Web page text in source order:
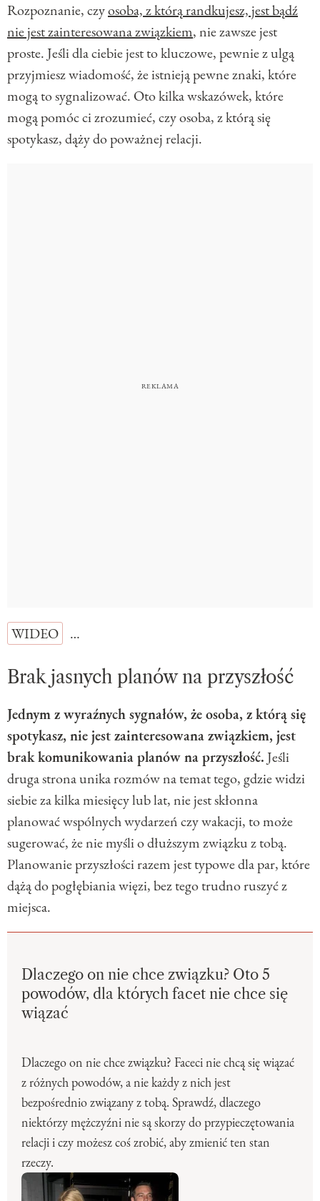
Rozpoznanie, czyosoba, z którą randkujesz, jest bądź
nie jest zainteresowana związkiem, nie zawsze jest
proste. Jeśli dla ciebie jest to kluczowe, pewnie z ulgą
przyjmiesz wiadomość, że istnieją pewne znaki, które
mogą to sygnalizować. Oto kilka wskazówek, które
mogą pomóc ci zrozumieć, czy osoba, z którą się
spotykasz, dąży do poważnej relacji.
WIDEO …
Brak jasnych planów na przyszłość
Jednym z wyraźnych sygnałów, że osoba, z którą się
spotykasz, nie jest zainteresowana związkiem, jest
brak komunikowania planów na przyszłość.Jeśli
druga strona unika rozmów na temat tego, gdzie widzi
siebie za kilka miesięcy lub lat, nie jest skłonna
planować wspólnych wydarzeń czy wakacji, to może
sugerować, że nie myśli o dłuższym związku z tobą.
Planowanie przyszłości razem jest typowe dla par, które
dążą do pogłębiania więzi, bez tego trudno ruszyć z
miejsca.
Dlaczego on nie chce związku? Oto 5
powodów, dla których facet nie chce się
wiązać
Dlaczego on nie chce związku? Faceci nie chcą się wiązać
z różnych powodów, a nie każdy z nich jest
bezpośrednio związany z tobą. Sprawdź, dlaczego
niektórzy mężczyźni nie są skorzy do przypieczętowania
relacji i czy możesz coś zrobić, aby zmienić ten stan
rzeczy.